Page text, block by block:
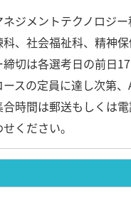
ネジメントテクノロジ
、社会福祉科、精神保
切は各選考日の前日
スの定員に達し次第、
時間は郵送もしくは
ください。